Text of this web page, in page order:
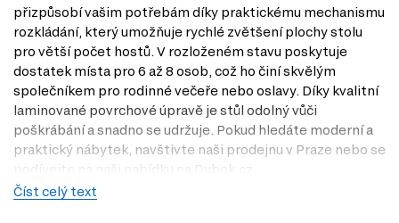
přizpůsobí vašim potřebám díky praktickému mechanismu
rozkládání, který umožňuje rychlé zvětšení plochy stolu
pro větší počet hostů. V rozloženém stavu poskytuje
dostatek místa pro 6 až 8 osob, což ho činí skvělým
společníkem pro rodinné večeře nebo oslavy. Díky kvalitní
laminované povrchové úpravě je stůl odolný vůči
poškrábání a snadno se udržuje. Pokud hledáte moderní a
praktický nábytek, navštivte naši prodejnu v Praze nebo se
podívejte na naši nabídku na Dubok.cz.
Charakteristiky, vlastnosti a výhody
Číst celý text